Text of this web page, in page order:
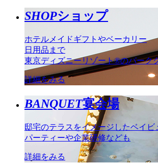
SHOPショップ
ホテルメイドギフトやベーカリー
日用品まで
東京ディズニーリゾート®のパーク
詳細をみる
BANQUET宴会場
邸宅のテラスをイメージしたベイビ
パーティーや企業研修なども
詳細をみる